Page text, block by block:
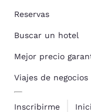
Reservas
Buscar un hotel
Mejor precio
Viajes de negocios
Inscribirme